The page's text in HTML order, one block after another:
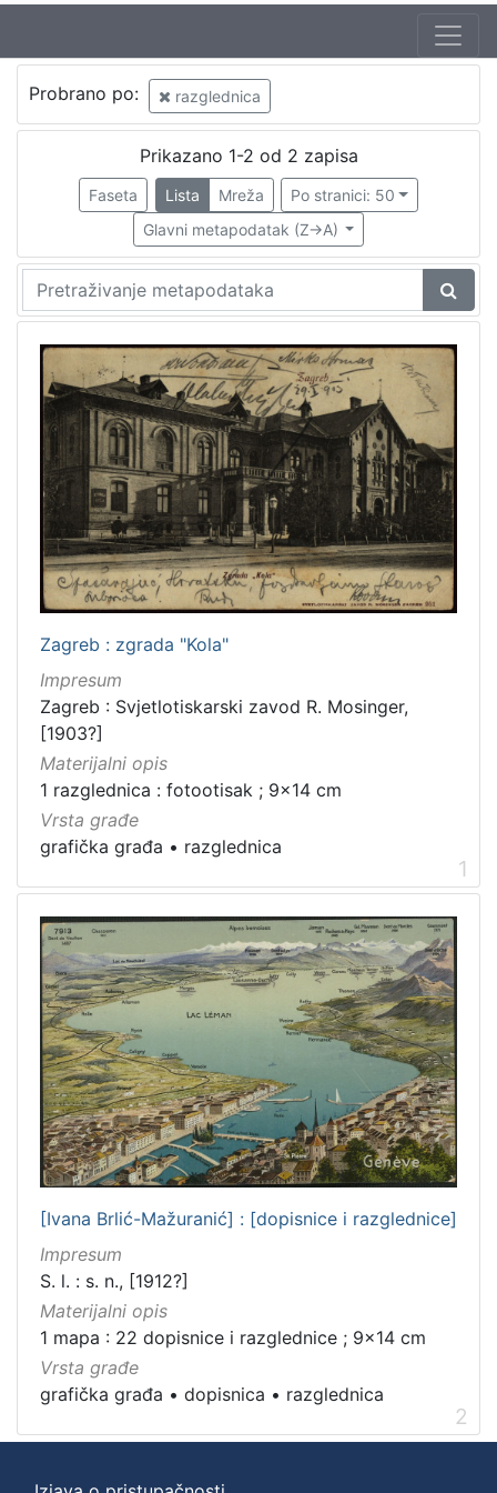
Jezik
hrvatski
Nakladnička
cjelina
Zagrebačke razglednice
Zagreb na pragu modernog doba
Zbirka
Grafička građa
Probrano po: razglednica
Prikazano 1-2 od 2 zapisa
Faseta Lista Mreža
Po stranici: 50
Glavni metapodatak (Z->A)
Zagreb : zgrada "Kola"
Impresum
Zagreb : Svjetlotiskarski zavod R. Mosinger,
[1903?]
Materijalni opis
1 razglednica : fotootisak ; 9x14 cm
Vrsta građe
grafička građa • razglednica
1
[Ivana Brlić-Mažuranić] : [dopisnice i razglednice]
Impresum
S. l. : s. n., [1912?]
Materijalni opis
1 mapa : 22 dopisnice i razglednice ; 9x14 cm
Vrsta građe
grafička građa • dopisnica • razglednica
2